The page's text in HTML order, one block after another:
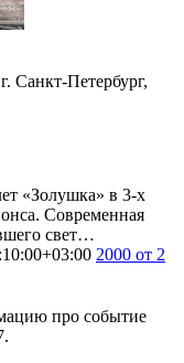
Санкт-Петербург,
«Золушка» в 3-х
Современная
свет…
2000 от 2
про событие